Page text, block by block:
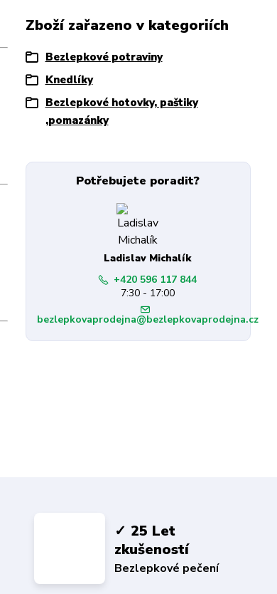
Zboží zařazeno v kategoriích
Bezlepkové potraviny
Knedlíky
Bezlepkové hotovky, paštiky
,pomazánky
Potřebujete poradit?
Ladislav Michalík
+420 596 117 844
7:30 - 17:00
bezlepkovaprodejna@bezlepkovaprodejna.cz
✓ 25 Let
zkušeností
Bezlepkové pečení